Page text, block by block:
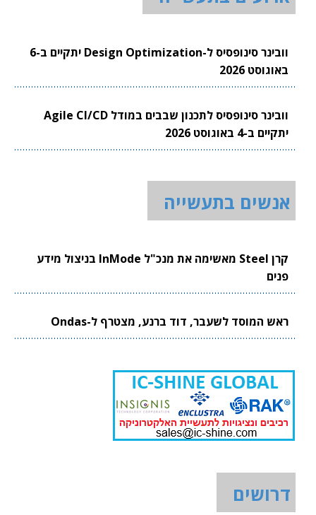
וובינר סינופסיס ל-Design Optimization יתקיים ב-6
באוגוסט 2026
וובינר סינופסיס לתכנון שבבים במודל Agile CI/CD
יתקיים ב-4 באוגוסט 2026
אנשים בתעשייה
קרן Steel מאשימה את מנכ"ל InMode בניצול מידע
פנים
ראש המוסד לשעבר, דוד ברנע, מצטרף ל-Ondas
דרושים